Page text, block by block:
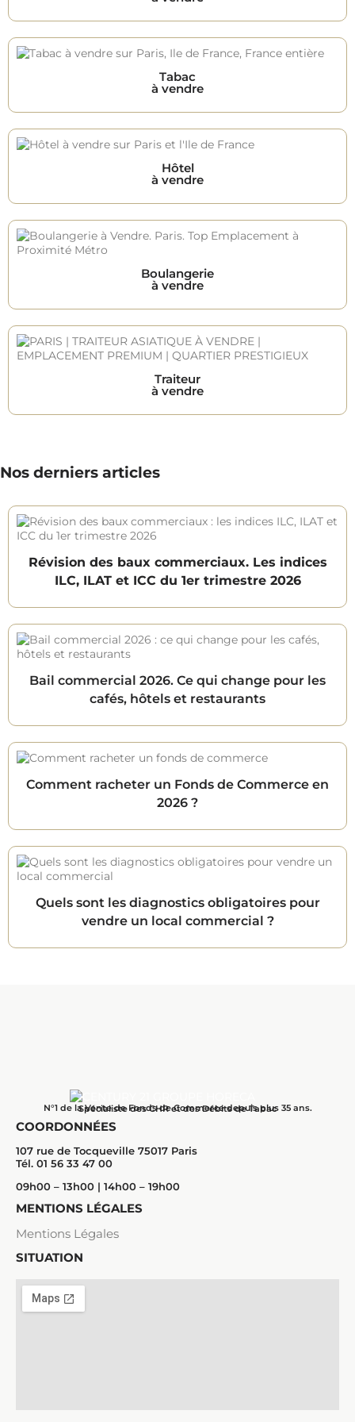
Tabac
à vendre
Hôtel
à vendre
Boulangerie
à vendre
Traiteur
à vendre
Nos derniers articles
Révision des baux commerciaux. Les indices
ILC, ILAT et ICC du 1er trimestre 2026
Bail commercial 2026. Ce qui change pour les
cafés, hôtels et restaurants
Comment racheter un Fonds de Commerce en
2026 ?
Quels sont les diagnostics obligatoires pour
vendre un local commercial ?
N°1 de la Vente de Fonds de Commerce depuis plus 35 ans.
Spécialiste des CHR et des Débits de Tabac
COORDONNÉES
107 rue de Tocqueville 75017 Paris
Tél. 01 56 33 47 00
09h00 – 13h00 | 14h00 – 19h00
MENTIONS LÉGALES
Mentions Légales
SITUATION